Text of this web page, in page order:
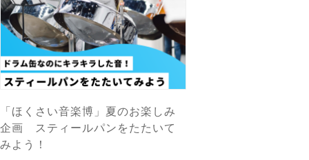
「ほくさい音楽博」夏のお楽しみ
企画 スティールパンをたたいて
みよう！